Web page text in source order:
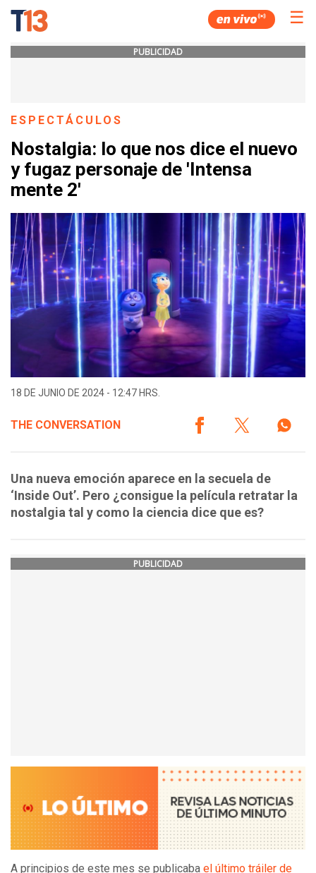
☰
PUBLICIDAD
ESPECTÁCULOS
Nostalgia: lo que nos dice el nuevo
y fugaz personaje de 'Intensa
mente 2'
18 DE JUNIO DE 2024 - 12:47 HRS.
THE CONVERSATION
Una nueva emoción aparece en la secuela de
‘Inside Out’. Pero ¿consigue la película retratar la
nostalgia tal y como la ciencia dice que es?
PUBLICIDAD
A principios de este mes se publicaba el último tráiler de